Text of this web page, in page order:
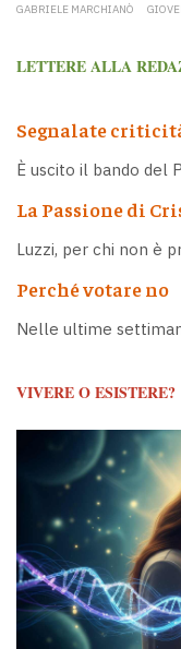
GABRIELE MARCHIANÒ
LETTERE ALLA
Segnalate
È uscito il bando del
La Passione di
Luzzi, per chi non è
Perché votare no
Nelle ultime
VIVERE O ESISTERE?